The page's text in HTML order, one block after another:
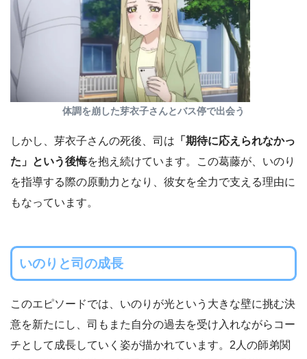
体調を崩した芽衣子さんとバス停で出会う
しかし、芽衣子さんの死後、司は 「期待に応えられなかっ
た」という後悔を抱え続けています。この葛藤が、いのり
を指導する際の原動力となり、彼女を全力で支える理由に
もなっています。
いのりと司の成長
このエピソードでは、いのりが光という大きな壁に挑む決
意を新たにし、司もまた自分の過去を受け入れながらコー
チとして成長していく姿が描かれています。2人の師弟関